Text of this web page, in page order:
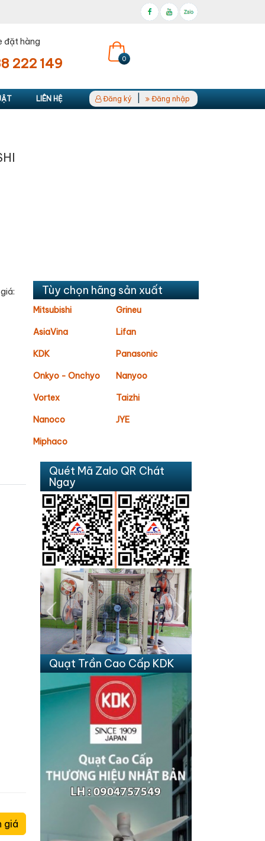
đặt hàng
222 149 0
LIÊN HỆ Đăng ký Đăng nhập
Tùy chọn hãng sản xuất
Mitsubishi Grineu
AsiaVina Lifan
KDK Panasonic
Onkyo - Onchyo Nanyoo
Vortex Taizhi
Nanoco JYE
Miphaco
giá
Quét Mã Zalo QR Chát
Ngay
Previous Next
Quạt Trần Cao Cấp KDK